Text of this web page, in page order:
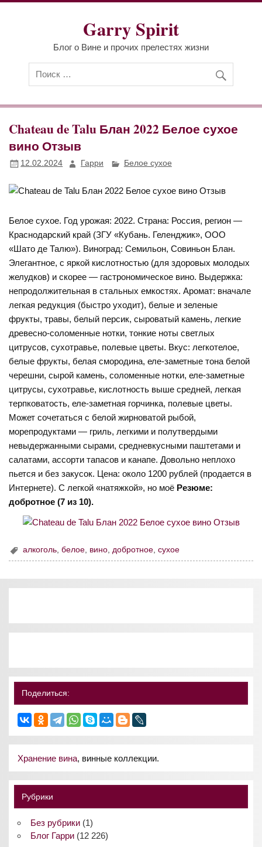
Перейти
Garry Spirit
Блог о Вине и прочих прелестях жизни
Chateau de Talu Блан 2022 Белое сухое
вино Отзыв
12.02.2024 Гарри Белое сухое
Белое сухое. Год урожая: 2022. Страна: Россия, регион —
Краснодарский край (ЗГУ «Кубань. Геленджик», ООО
«Шато де Талю»). Виноград: Семильон, Совиньон Блан.
Элегантное, с яркой кислотностью (для здоровых молодых
желудков) и скорее — гастрономическое вино. Выдержка:
непродолжительная в стальных емкостях. Аромат: вначале
легкая редукция (быстро уходит), белые и зеленые
фрукты, травы, белый персик, сыроватый камень, легкие
древесно-соломенные нотки, тонкие ноты светлых
цитрусов, сухотравье, полевые цветы. Вкус: легкотелое,
белые фрукты, белая смородина, еле-заметные тона белой
черешни, сырой камень, соломенные нотки, еле-заметные
цитрусы, сухотравье, кислотность выше средней, легкая
терпковатость, еле-заметная горчинка, полевые цветы.
Может сочетаться с белой жирноватой рыбой,
морепродуктами — гриль, легкими и полутвердыми
невыдержанными сырами, средневкусными паштетами и
салатами, ассорти тапасов и канапе. Довольно неплохо
пьется и без закусок. Цена: около 1200 рублей (продается в
Интернете). С легкой «натяжкой», но моё Резюме:
добротное (7 из 10).
алкоголь,белое, вино,добротное,сухое
Поделиться:
Хранение вина, винные коллекции.
Рубрики
Без рубрики(1)
Блог Гарри(12 226)